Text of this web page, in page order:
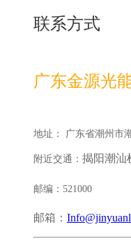
联系方式
广东金
地址： 广东省潮州市
附近交通： 揭阳潮汕
邮编：521000
邮箱：